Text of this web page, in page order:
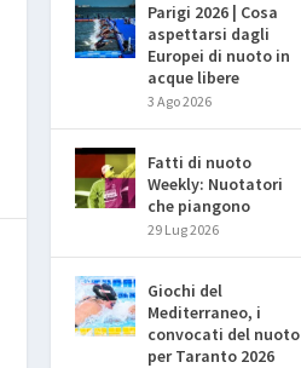
Parigi 2026 | Cosa
aspettarsi dagli
Europei di nuoto in
acque libere
3 Ago 2026
Fatti di nuoto
Weekly: Nuotatori
che piangono
29 Lug 2026
Giochi del
Mediterraneo, i
convocati del nuoto
per Taranto 2026